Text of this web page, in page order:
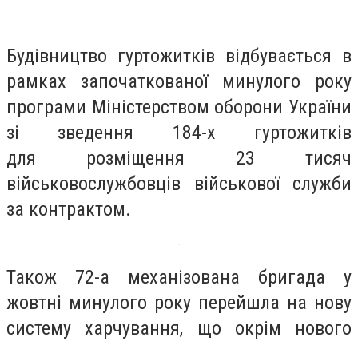
Будівництво гуртожитків відбувається в
рамках започаткованої минулого року
програми Міністерством оборони України
зі зведення 184-х гуртожитків
для розміщення 23 тисяч
військовослужбовців військової служби
за контрактом.
Також 72-а механізована бригада у
жовтні минулого року перейшла на нову
систему харчування, що окрім нового